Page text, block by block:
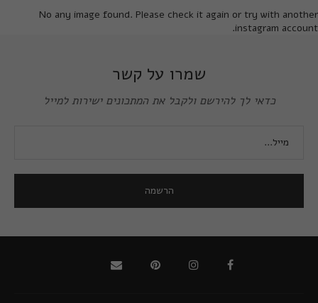
No any image found. Please check it again or try with another
instagram account.
שמרו על קשר
כדאי לך להירשם ולקבל את המתכונים ישירות למייל